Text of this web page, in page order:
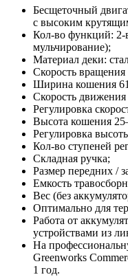
Бесщеточный
с высоким
Кол-во функций: 2-
мульчирование);
Материал деки:
Скорость
Ширина кошения
Скорость
Регулировка
Высота кошения
Регулировка
Кол-во ступеней
Складная ручка;
Размер передних /
Емкость
Вес (без
Оптимально для
Работа от
устройствами из
На
Greenworks
1 год.